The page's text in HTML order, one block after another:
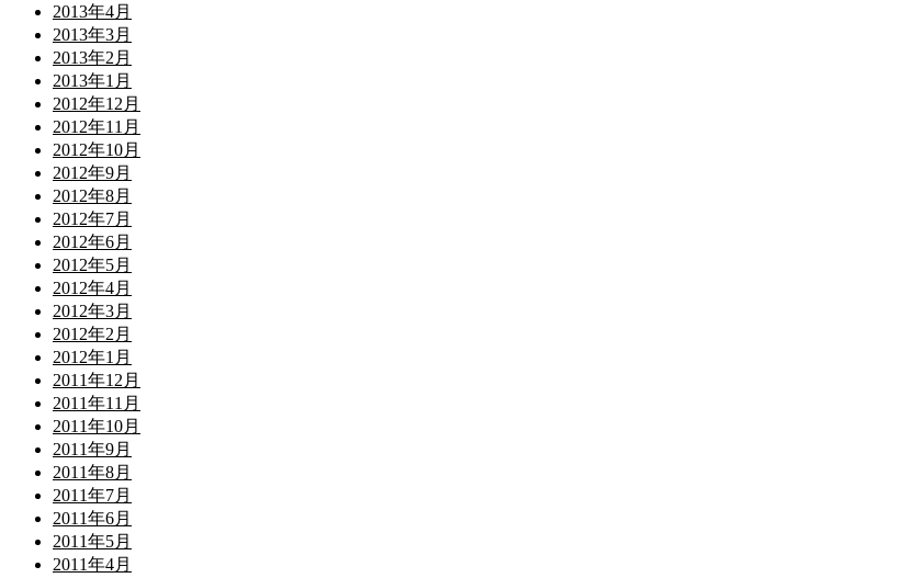
2013年4月
2013年3月
2013年2月
2013年1月
2012年12月
2012年11月
2012年10月
2012年9月
2012年8月
2012年7月
2012年6月
2012年5月
2012年4月
2012年3月
2012年2月
2012年1月
2011年12月
2011年11月
2011年10月
2011年9月
2011年8月
2011年7月
2011年6月
2011年5月
2011年4月